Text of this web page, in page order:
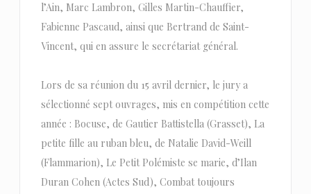
l’Ain, Marc Lambron, Gilles Martin-Chauffier,
Fabienne Pascaud, ainsi que Bertrand de Saint-
Vincent, qui en assure le secrétariat général.
Lors de sa réunion du 15 avril dernier, le jury a
sélectionné sept ouvrages, mis en compétition cette
année : Bocuse, de Gautier Battistella (Grasset), La
petite fille au ruban bleu, de Natalie David-Weill
(Flammarion), Le Petit Polémiste se marie, d’Ilan
Duran Cohen (Actes Sud), Combat toujours